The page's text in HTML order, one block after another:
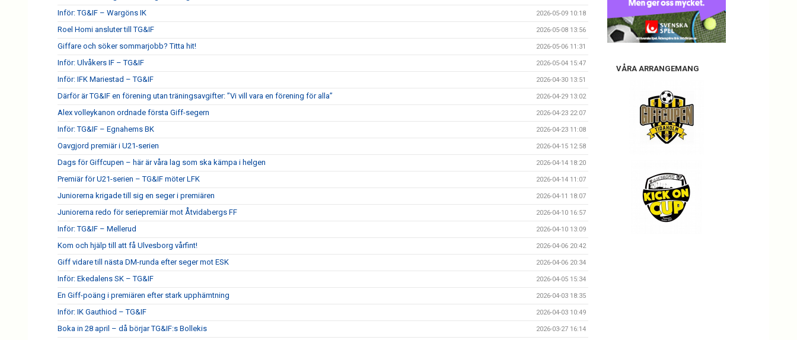
Inför: TG&IF – Wargöns IK 2026-05-09 10:18
Roel Homi ansluter till TG&IF 2026-05-08 13:56
Giffare och söker sommarjobb? Titta hit! 2026-05-06 11:31
Inför: Ulvåkers IF – TG&IF 2026-05-04 15:47
Inför: IFK Mariestad – TG&IF 2026-04-30 13:51
Därför är TG&IF en förening utan träningsavgifter: ”Vi vill vara en förening för alla” 2026-04-29 13:02
Alex volleykanon ordnade första Giff-segern 2026-04-23 22:07
Inför: TG&IF – Egnahems BK 2026-04-23 11:08
Oavgjord premiär i U21-serien 2026-04-15 12:58
Dags för Giffcupen – här är våra lag som ska kämpa i helgen 2026-04-14 18:20
Premiär för U21-serien – TG&IF möter LFK 2026-04-14 11:07
Juniorerna krigade till sig en seger i premiären 2026-04-11 18:07
Juniorerna redo för seriepremiär mot Åtvidabergs FF 2026-04-10 16:57
Inför: TG&IF – Mellerud 2026-04-10 13:09
Kom och hjälp till att få Ulvesborg vårfint! 2026-04-06 20:42
Giff vidare till nästa DM-runda efter seger mot ESK 2026-04-06 20:34
Inför: Ekedalens SK – TG&IF 2026-04-05 15:34
En Giff-poäng i premiären efter stark upphämtning 2026-04-03 18:35
Inför: IK Gauthiod – TG&IF 2026-04-03 10:49
Boka in 28 april – då börjar TG&IF:s Bollekis 2026-03-27 16:14
VÅRA ARRANGEMANG